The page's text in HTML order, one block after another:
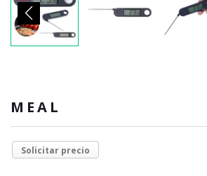
MEAL
Solicitar precio